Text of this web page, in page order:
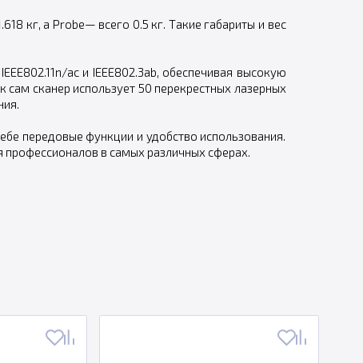
кг, а Probe— всего 0.5 кг. Такие габариты и вес
ac и IEEE802.3ab, обеспечивая высокую
сам сканер использует 50 перекрестных лазерных
передовые функции и удобство использования.
в самых различных сферах.